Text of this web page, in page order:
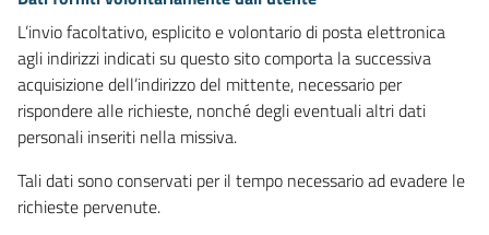
L’invio facoltativo, esplicito e volontario di posta elettronica
agli indirizzi indicati su questo sito comporta la successiva
acquisizione dell’indirizzo del mittente, necessario per
rispondere alle richieste, nonché degli eventuali altri dati
personali inseriti nella missiva.
Tali dati sono conservati per il tempo necessario ad evadere le
richieste pervenute.